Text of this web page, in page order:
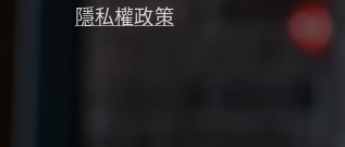
隱私權政策